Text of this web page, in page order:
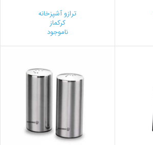
ترازو آشپزخانه
کرکماز
ناموجود